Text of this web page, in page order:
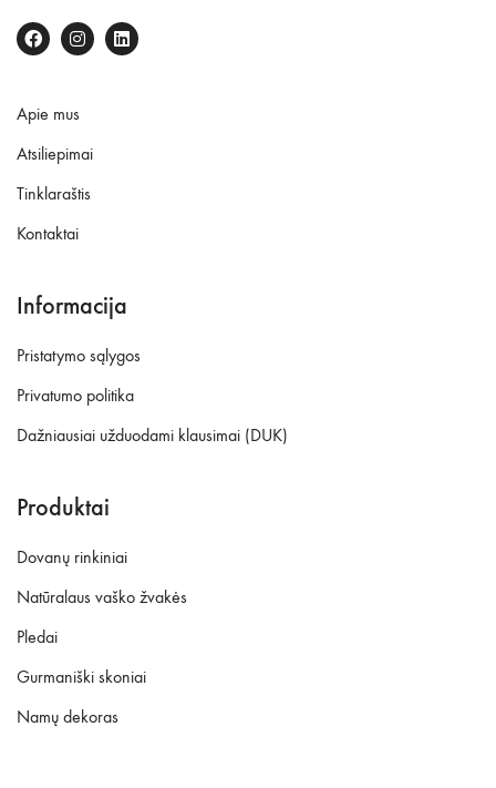
Apie mus
Atsiliepimai
Tinklaraštis
Kontaktai
Informacija
Pristatymo sąlygos
Privatumo politika
Dažniausiai užduodami klausimai (DUK)
Produktai
Dovanų rinkiniai
Natūralaus vaško žvakės
Pledai
Gurmaniški skoniai
Namų dekoras